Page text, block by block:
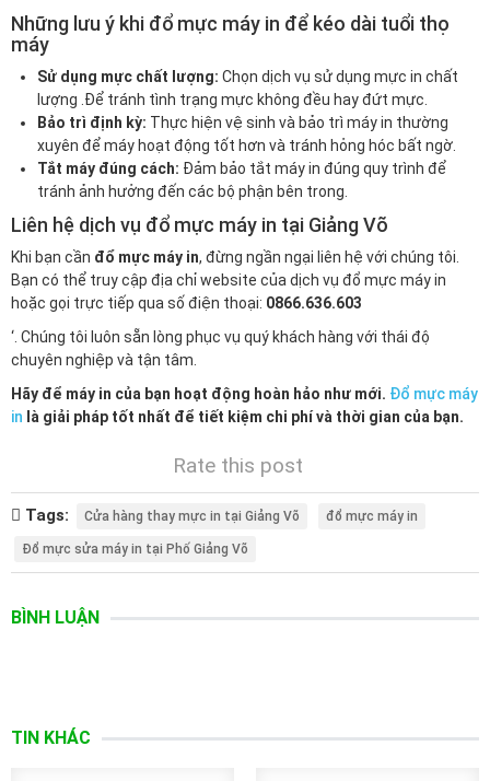
Những lưu ý khi đổ mực máy in để kéo dài tuổi thọ
máy
Sử dụng mực chất lượng: Chọn dịch vụ sử dụng mực in chất
lượng .Để tránh tình trạng mực không đều hay đứt mực.
Bảo trì định kỳ: Thực hiện vệ sinh và bảo trì máy in thường
xuyên để máy hoạt động tốt hơn và tránh hỏng hóc bất ngờ.
Tắt máy đúng cách: Đảm bảo tắt máy in đúng quy trình để
tránh ảnh hưởng đến các bộ phận bên trong.
Liên hệ dịch vụ đổ mực máy in tại Giảng Võ
Khi bạn cần đổ mực máy in, đừng ngần ngại liên hệ với chúng tôi.
Bạn có thể truy cập địa chỉ website của dịch vụ đổ mực máy in
hoặc gọi trực tiếp qua số điện thoại: 0866.636.603
‘. Chúng tôi luôn sẵn lòng phục vụ quý khách hàng với thái độ
chuyên nghiệp và tận tâm.
Hãy để máy in của bạn hoạt động hoàn hảo như mới. Đổ mực máy
in là giải pháp tốt nhất để tiết kiệm chi phí và thời gian của bạn.
Rate this post
Tags: Cửa hàng thay mực in tại Giảng Võ đổ mực máy in
Đổ mực sửa máy in tại Phố Giảng Võ
BÌNH LUẬN
TIN KHÁC